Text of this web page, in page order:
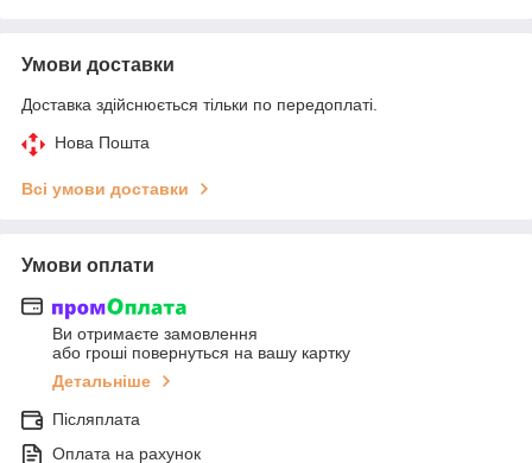
Умови доставки
Доставка здійснюється тільки по передоплаті.
Нова Пошта
Всі умови доставки
Умови оплати
Ви отримаєте замовлення
або гроші повернуться на вашу картку
Детальніше
Післяплата
Оплата на рахунок